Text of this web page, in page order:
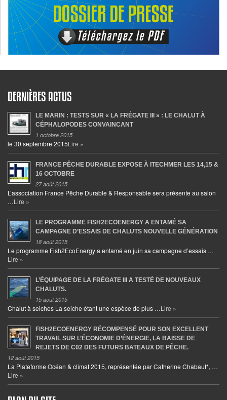
DERNIÈRES ACTUS
LE MARIN : TESTS SUR « LA FRÉGATE III » : LE CHALUT À
CÉPHALOPODES CONVAINCANT
1 octobre 2015
le 30 septembre 2015Lire »
FRANCE PÊCHE DURABLE EXPOSE À ITECHMER LES 14,15 &
16 OCTOBRE
27 août 2015
L’association France Pêche Durable & Responsable sera présente au salon
…Lire »
LE PROGRAMME FISH2ECOENERGY A ENTAMÉ SA
CAMPAGNE D’ESSAIS DE CHALUTS NOUVELLE GÉNÉRATION
18 août 2015
Le programme Fish2EcoEnergy a entamé en juin sa campagne d’essais …
Lire »
L’ÉQUIPAGE DE LA FRÉGATE III A TESTÉ DE NOUVEAUX
CHALUTS.
15 août 2015
Chalut à seiches La seiche étant une espèce de plus …Lire »
FISH2ECOENERGY RÉCOMPENSÉ POUR SON EXCELLENT
TRAVAIL SUR L’ÉCONOMIE D’ÉNERGIE, LA BAISSE DE
REJETS DE C02 DES FUTURS BATEAUX DE PÊCHE.
12 août 2015
La Plateforme Océan & climat 2015, représentée par Catherine Chabaut*, …
Lire »